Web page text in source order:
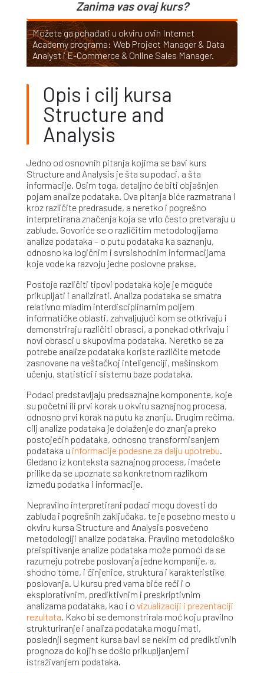
Zanima vas ovaj kurs?
Možete ga pohađati u okviru ovih Internet
Academy programa: Web Project Manager & Data
AnalystiE-Commerce & Online Sales Manager.
Opis i cilj kursa
Structure and
Analysis
Jedno od osnovnih pitanja kojima se bavi kurs
Structure and Analysis je šta su podaci, a šta
informacije. Osim toga, detaljno će biti objašnjen
pojam analize podataka. Ova pitanja biće razmatrana i
kroz različite predrasude, a neretko i pogrešno
interpretirana značenja koja se vrlo često pretvaraju u
zablude. Govoriće se o različitim metodologijama
analize podataka – o putu podataka ka saznanju,
odnosno ka logičnim i svrsishodnim informacijama
koje vode ka razvoju jedne poslovne prakse.
Postoje različiti tipovi podataka koje je moguće
prikupljati i analizirati. Analiza podataka se smatra
relativno mladim interdisciplinarnim poljem
informatičke oblasti, zahvaljujući kom se otkrivaju i
demonstriraju različiti obrasci, a ponekad otkrivaju i
novi obrasci u skupovima podataka. Neretko se za
potrebe analize podataka koriste različite metode
zasnovane na veštačkoj inteligenciji, mašinskom
učenju, statistici i sistemu baze podataka.
Podaci predstavljaju predsaznajne komponente, koje
su početni ili prvi korak u okviru saznajnog procesa,
odnosno prvi korak na putu ka znanju. Drugim rečima,
cilj analize podataka je dolaženje do znanja preko
postojećih podataka, odnosno transformisanjem
podataka u informacije podesne za dalju upotrebu.
Gledano iz konteksta saznajnog procesa, imaćete
prilike da se upoznate sa konkretnom razlikom
između podatka i informacije.
Nepravilno interpretirani podaci mogu dovesti do
zabluda i pogrešnih zaključaka, te je posebno mesto u
okviru kursa Structure and Analysis posvećeno
metodologiji analize podataka. Pravilno metodološko
preispitivanje analize podataka može pomoći da se
razumeju potrebe poslovanja jedne kompanije, a,
shodno tome, i činjenice, struktura i karakteristike
poslovanja. U kursu pred vama biće reči i o
eksplorativnim, prediktivnim i preskriptivnim
analizama podataka, kao i o vizualizaciji i prezentaciji
rezultata. Kako bi se demonstrirala moć koju pravilno
strukturiranje i analiza podataka mogu imati,
poslednji segment kursa bavi se nekim od prediktivnih
prognoza do kojih se došlo prikupljanjem i
istraživanjem podataka.